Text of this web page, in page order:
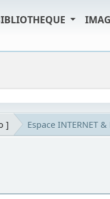
] Espace INTERNET